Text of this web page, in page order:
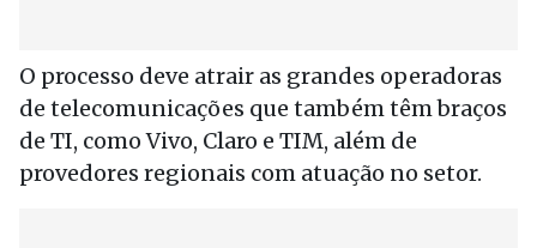
O processo deve atrair as grandes operadoras
de telecomunicações que também têm braços
de TI, como Vivo, Claro e TIM, além de
provedores regionais com atuação no setor.